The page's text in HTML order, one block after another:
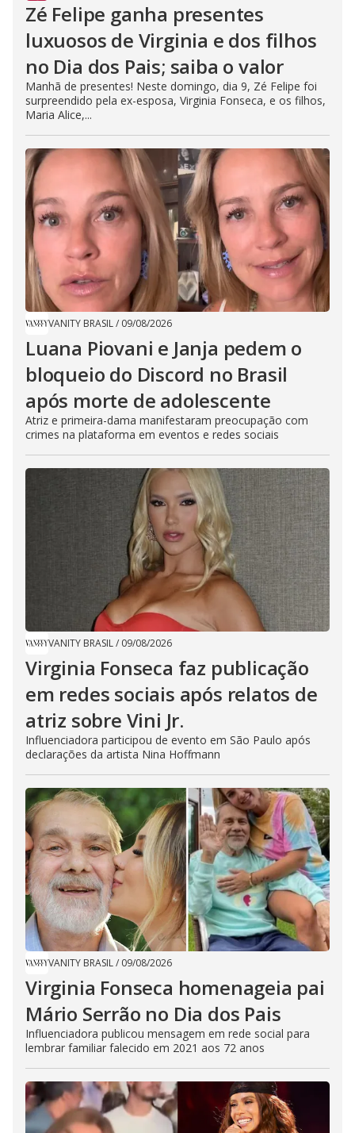
Zé Felipe ganha presentes
luxuosos de Virginia e dos filhos
no Dia dos Pais; saiba o valor
Manhã de presentes! Neste domingo, dia 9, Zé Felipe foi
surpreendido pela ex-esposa, Virginia Fonseca, e os filhos,
Maria Alice,...
VANITY BRASIL/ 09/08/2026
Luana Piovani e Janja pedem o
bloqueio do Discord no Brasil
após morte de adolescente
Atriz e primeira-dama manifestaram preocupação com
crimes na plataforma em eventos e redes sociais
VANITY BRASIL/ 09/08/2026
Virginia Fonseca faz publicação
em redes sociais após relatos de
atriz sobre Vini Jr.
Influenciadora participou de evento em São Paulo após
declarações da artista Nina Hoffmann
VANITY BRASIL/ 09/08/2026
Virginia Fonseca homenageia pai
Mário Serrão no Dia dos Pais
Influenciadora publicou mensagem em rede social para
lembrar familiar falecido em 2021 aos 72 anos